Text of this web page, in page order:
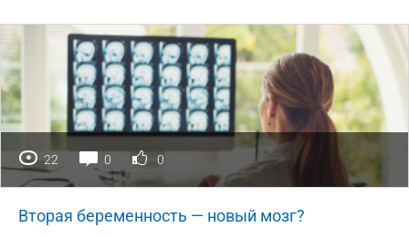
22 0 0
Вторая беременность — новый мозг?